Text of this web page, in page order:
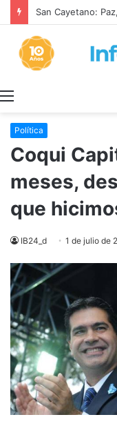
Política
Coqui
meses,
que
IB24_d 1 de julio de